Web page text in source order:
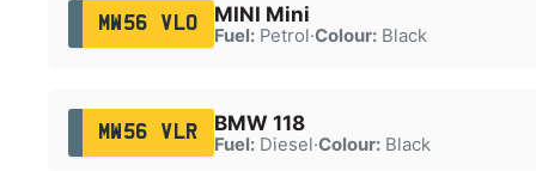
MW56 VLO MINI Mini
Fuel:Petrol·Colour:Black
MW56 VLR BMW 118
Fuel:Diesel·Colour:Black